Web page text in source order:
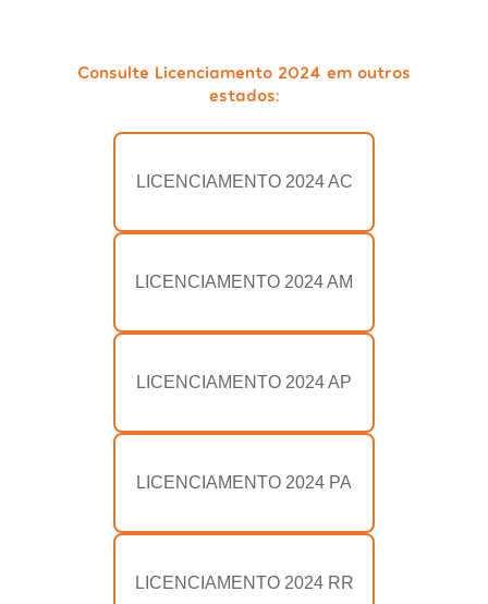
Consulte Licenciamento 2024 em outros
estados:
LICENCIAMENTO 2024 AC
LICENCIAMENTO 2024 AM
LICENCIAMENTO 2024 AP
LICENCIAMENTO 2024 PA
LICENCIAMENTO 2024 RR